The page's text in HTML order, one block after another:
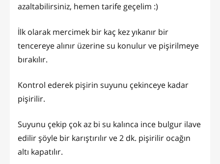
azaltabilirsiniz, hemen tarife geçelim :)
İlk olarak mercimek bir kaç kez yıkanır bir
tencereye alınır üzerine su konulur ve pişirilmeye
bırakılır.
Kontrol ederek pişirin suyunu çekinceye kadar
pişirilir.
Suyunu çekip çok az bi su kalınca ince bulgur ilave
edilir şöyle bir karıştırılır ve 2 dk. pişirilir ocağın
altı kapatılır.